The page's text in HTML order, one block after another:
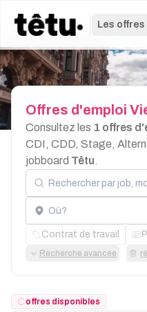
Les
Offres d'emploi
Consultez les 1 offres
CDI, CDD, Stage,
jobboard Têtu.
Rechercher par job, mot-
Localisation
Contrat de travail
Recherche avancée
offres disponibles